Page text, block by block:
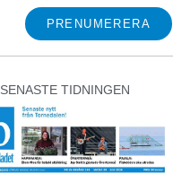
PRENUMERERA
SENASTE TIDNINGEN